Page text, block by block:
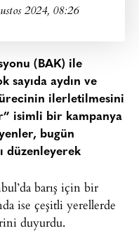
2024, 08:26
(BAK) ile
sayıda aydın ve
ilerletilmesini
isimli bir kampanya
bugün
düzenleyerek
barış için bir
ise çeşitli yerellerde
duyurdu.